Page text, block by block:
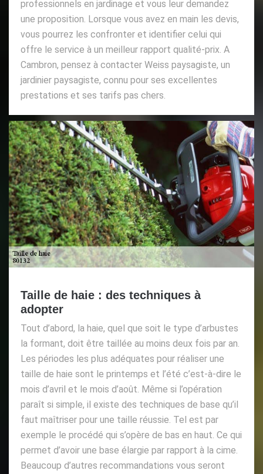
professionnels en jardinage et vous leur demandez
une proposition. Lorsque vous avez en main les devis,
vous pourrez les confronter et identifier celui qui
offre le service à un meilleur rapport qualité-prix. A
Cambron, pensez à contacter Weiss paysagiste, un
jardinier paysagiste, connu pour ses excellentes
prestations et ses tarifs pas chers.
Taille de haie : des techniques à
adopter
Tout d’abord, la haie, quel que soit le type d’arbustes
la formant, doit être taillée au moins deux fois par an.
Les périodes les plus adéquates pour réaliser une
taille de haie sont le printemps et l’été c’est-à-dire le
mois d’avril et le mois d’août. Même si l’opération
paraît si simple, il existe des techniques de base qu’il
faut maîtriser pour une taille réussie. Tel est par
exemple le procédé qui s’opère de bas en haut. Ce qui
permet d’avoir une base élargie par rapport à la cime.
Beaucoup d’autres recommandations vous seront